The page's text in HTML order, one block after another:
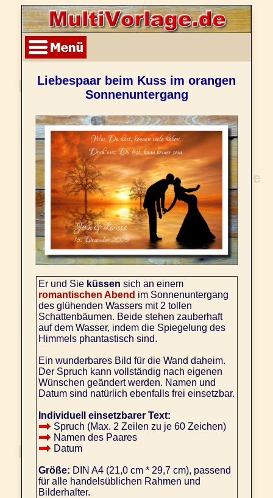
Liebespaar beim Kuss im orangen
Sonnenuntergang
Er und Sie küssen sich an einem
romantischen Abend im Sonnenuntergang
des glühenden Wassers mit 2 tollen
Schattenbäumen. Beide stehen zauberhaft
auf dem Wasser, indem die Spiegelung des
Himmels phantastisch sind.
Ein wunderbares Bild für die Wand daheim.
Der Spruch kann vollständig nach eigenen
Wünschen geändert werden. Namen und
Datum sind natürlich ebenfalls frei einsetzbar.
Individuell einsetzbarer Text:
Spruch (Max. 2 Zeilen zu je 60 Zeichen)
Namen des Paares
Datum
Größe: DIN A4 (21,0 cm * 29,7 cm), passend
für alle handelsüblichen Rahmen und
Bilderhalter.